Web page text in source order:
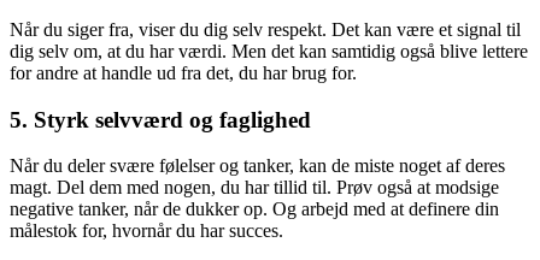
Når du siger fra, viser du dig selv respekt. Det kan være et signal til
dig selv om, at du har værdi. Men det kan samtidig også blive lettere
for andre at handle ud fra det, du har brug for.
5. Styrk selvværd og faglighed
Når du deler svære følelser og tanker, kan de miste noget af deres
magt. Del dem med nogen, du har tillid til. Prøv også at modsige
negative tanker, når de dukker op. Og arbejd med at definere din
målestok for, hvornår du har succes.